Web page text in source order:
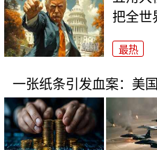
把全世
最热
一张纸条引发血案：美国